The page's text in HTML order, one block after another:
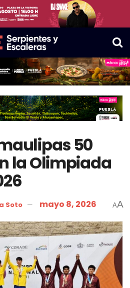
50
la Olimpiada
Soto mayo 8, 2026 AA